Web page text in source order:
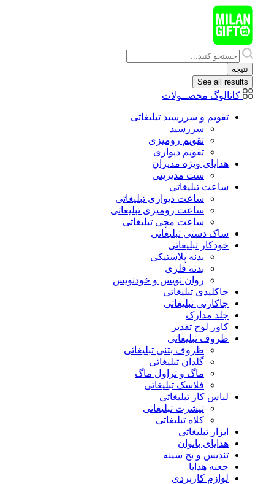
پرش
به
محتوا
Search
...
نتیجه
See all results
کاتالوگ محصــولات
تقویم و سررسید تبلیغاتی
سررسید
تقویم رومیزی
تقویم دیواری
هدایای ويژه مدیران
ست مدیریتی
ساعت تبلیغاتی
ساعت دیواری تبلیغاتی
ساعت رومیزی تبلیغاتی
ساعت مچی تبلیغاتی
ساک دستی تبلیغاتی
خودکار تبلیغاتی
بدنه پلاستیکی
بدنه فلزی
روان نویس و خودنویس
جاکلیدی تبلیغاتی
جاکارتی تبلیغاتی
جلد مدارک
کاور لوح تقدیر
ظروف تبلیغاتی
ظروف بتنی تبلیغاتی
گلدان تبلیغاتی
ماگ و تراول ماگ
فلاسک تبلیغاتی
لباس کار تبلیغاتی
تیشرت تبلیغاتی
کلاه تبلیغاتی
ابزار تبلیغاتی
هدایای بانوان
تندیس و بج سینه
جعبه هدایا
لوازم کاربردی